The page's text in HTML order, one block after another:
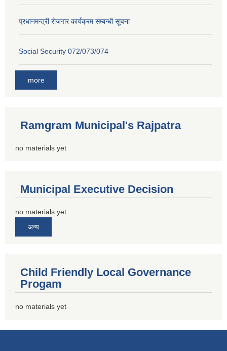
प्रधानमन्त्री राेजगार कार्यक्रम सम्बन्धी सूचना
Social Security 072/073/074
more
Ramgram Municipal's Rajpatra
no materials yet
Municipal Executive Decision
no materials yet
अन्य
Child Friendly Local Governance
Progam
no materials yet